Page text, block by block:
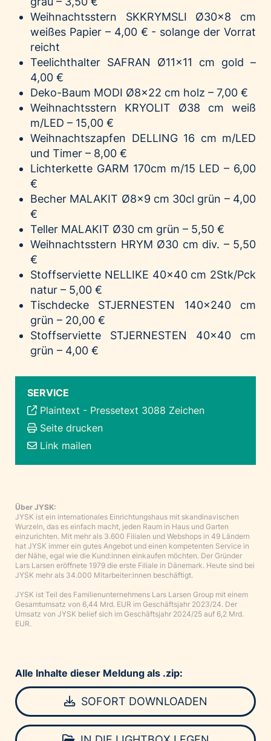
Weihnachtsstern SKKRYMSLI Ø30x8 cm
weißes Papier – 4,00 € - solange der Vorrat
reicht
Teelichthalter SAFRAN Ø11x11 cm gold –
4,00 €
Deko-Baum MODI Ø8x22 cm holz – 7,00 €
Weihnachtsstern KRYOLIT Ø38 cm weiß
m/LED – 15,00 €
Weihnachtszapfen DELLING16 cm m/LED
und Timer – 8,00 €
Lichterkette GARM 170cm m/15 LED – 6,00
€
Becher MALAKIT Ø8x9 cm 30cl grün – 4,00
€
Teller MALAKIT Ø30 cm grün – 5,50 €
Weihnachtsstern HRYM Ø30 cm div. – 5,50
€
Stoffserviette NELLIKE 40x40 cm 2Stk/Pck
natur – 5,00 €
Tischdecke STJERNESTEN
140x240 cm
grün – 20,00 €
Stoffserviette STJERNESTEN 40x40 cm
grün – 4,00 €
SERVICE
Plaintext - Pressetext 3088 Zeichen
Seite drucken
Link mailen
Über JYSK:
JYSK ist ein internationales Einrichtungshaus mit skandinavischen
Wurzeln, das es einfach macht, jeden Raum in Haus und Garten
einzurichten. Mit mehr als 3.600 Filialen und Webshops in 49 Ländern
hat JYSK immer ein gutes Angebot und einen kompetenten Service in
der Nähe, egal wie die Kund:innen einkaufen möchten. Der Gründer
Lars Larsen eröffnete 1979 die erste Filiale in Dänemark. Heute sind bei
JYSK mehr als 34.000 Mitarbeiter:innen beschäftigt.
JYSK ist Teil des Familienunternehmens Lars Larsen Group mit einem
Gesamtumsatz von 6,44 Mrd. EUR im Geschäftsjahr 2023/24. Der
Umsatz von JYSK belief sich im Geschäftsjahr 2024/25 auf 6,2 Mrd.
EUR.
Alle Inhalte dieser Meldung als .zip:
SOFORT DOWNLOADEN